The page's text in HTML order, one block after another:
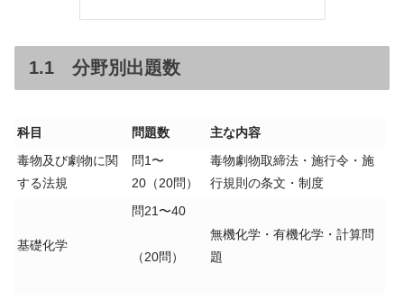
1.1 分野別出題数
科目 問題数
主な内容
毒物及び劇物に関
する法規
問1〜
20（20問）
毒物劇物取締法・施行令・施
行規則の条文・制度
基礎化学
問21〜40
（20問）
無機化学・有機化学・計算問
題